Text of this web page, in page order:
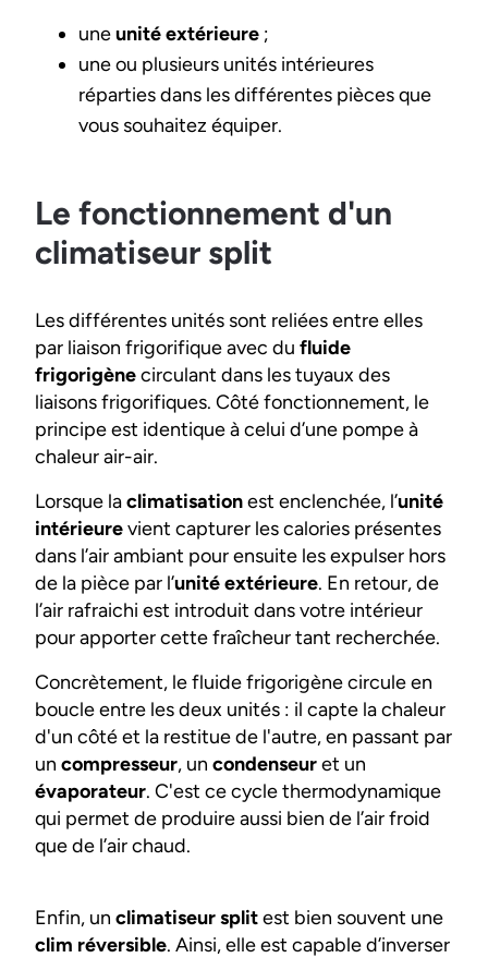
uneunité extérieure ;
une ou plusieurs unités intérieures
réparties dans les différentes pièces que
vous souhaitez équiper.
Le fonctionnement d'un
climatiseur split
Les différentes unités sont reliées entre elles
par liaison frigorifique avec du fluide
frigorigènecirculant dans les tuyaux des
liaisons frigorifiques. Côté fonctionnement, le
principe est identique à celui d’une pompe à
chaleur air-air.
Lorsque laclimatisationest enclenchée, l’unité
intérieurevient capturer les calories présentes
dans l’air ambiant pour ensuite les expulser hors
de la pièce par l’unité extérieure. En retour, de
l’air rafraichi est introduit dans votre intérieur
pour apporter cette fraîcheur tant recherchée.
Concrètement, le fluide frigorigène circule en
boucle entre les deux unités : il capte la chaleur
d'un côté et la restitue de l'autre, en passant par
un compresseur, un condenseuret un
évaporateur. C'est ce cycle thermodynamique
qui permet de produire aussi bien de l’air froid
que de l’air chaud.
Enfin, un climatiseur splitest bien souvent une
clim réversible. Ainsi, elle est capable d’inverser